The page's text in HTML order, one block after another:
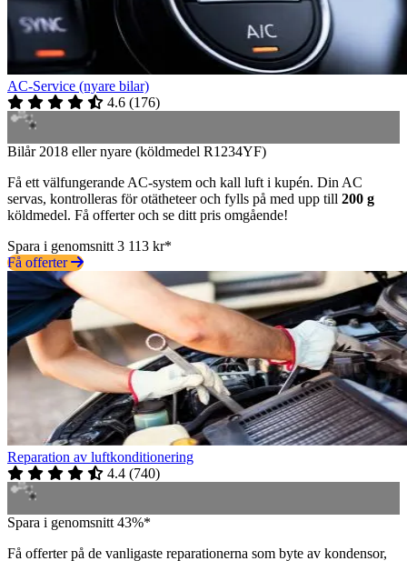
AC-Service (nyare bilar)
4.6 (176)
Bilår 2018 eller nyare (köldmedel R1234YF)
Få ett välfungerande AC-system och kall luft i kupén. Din AC
servas, kontrolleras för otätheteer och fylls på med upp till 200 g
köldmedel. Få offerter och se ditt pris omgående!
Spara i genomsnitt 3 113 kr*
Få offerter
Reparation av luftkonditionering
4.4 (740)
Spara i genomsnitt 43%*
Få offerter på de vanligaste reparationerna som byte av kondensor,